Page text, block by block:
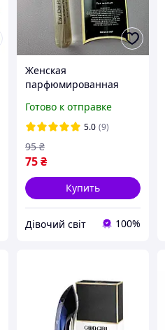
Женская
парфюмированная
Good Girl, 20 мл
Готово к отправке
5.0 (9)
75 ₴
95 ₴
Купить
Дівочий світ 100%